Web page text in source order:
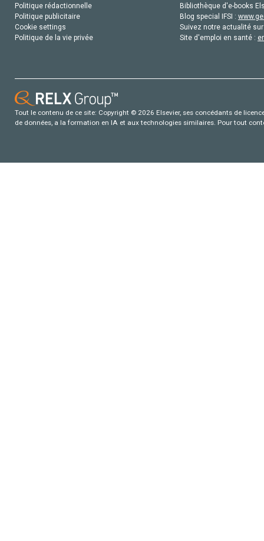
Politique rédactionnelle
Politique publicitaire
Cookie settings
Politique de la vie privée
Bibliothèque d'e-books
Blog special IFSI :
Suivez notre actualité
Site d'emploi en santé :
Tout le contenu de ce site: Copyright © 2026 Elsevier, ses concédants de
de données, a la formation en IA et aux technologies similaires. Pour tout